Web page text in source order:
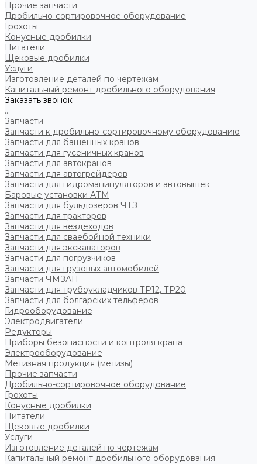
Прочие запчасти
Дробильно-сортировочное оборудование
Грохоты
Конусные дробилки
Питатели
Щековые дробилки
Услуги
Изготовление деталей по чертежам
Капитальный ремонт дробильного оборудования
Заказать звонок
...
Запчасти
Запчасти к дробильно-сортировочному оборудованию
Запчасти для башенных кранов
Запчасти для гусеничных кранов
Запчасти для автокранов
Запчасти для автогрейдеров
Запчасти для гидроманипуляторов и автовышек
Баровые установки АТМ
Запчасти для бульдозеров ЧТЗ
Запчасти для тракторов
Запчасти для вездеходов
Запчасти для сваебойной техники
Запчасти для экскаваторов
Запчасти для погрузчиков
Запчасти для грузовых автомобилей
Запчасти ЧМЗАП
Запчасти для трубоукладчиков ТР12, ТР20
Запчасти для болгарских тельферов
Гидрооборудование
Электродвигатели
Редукторы
Приборы безопасности и контроля крана
Электрооборудование
Метизная продукция (метизы)
Прочие запчасти
Дробильно-сортировочное оборудование
Грохоты
Конусные дробилки
Питатели
Щековые дробилки
Услуги
Изготовление деталей по чертежам
Капитальный ремонт дробильного оборудования